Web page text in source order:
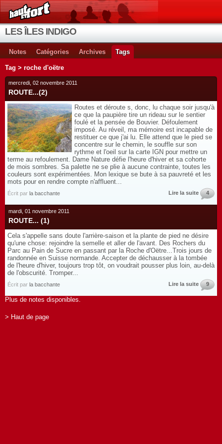
LES ÎLES INDIGO
Notes Catégories Archives Tags
Tag > roche d'oëtre
mercredi, 02 novembre 2011
ROUTE...(2)
Routes et déroute s, donc, lu chaque soir jusqu'à
ce que la paupière tire un rideau sur le sentier
foulé et la pensée de Bouvier. Défoulement
imposé. Au réveil, ma mémoire est incapable de
restituer ce que j'ai lu. Elle attend que le pied se
concentre sur le chemin, le souffle sur son
rythme et l'oeil sur la carte IGN pour mettre un
terme au refoulement. Dame Nature défie l'heure d'hiver et sa cohorte
de mois sombres. Sa palette ne se plie à aucune contrainte, toutes les
couleurs sont expérimentées. Mon lexique se bute à sa pauvreté et les
mots pour en rendre compte n'affluent...
Écrit par la bacchante Lire la suite 4
mardi, 01 novembre 2011
ROUTE... (1)
Cela s'appelle sans doute l'arrière-saison et la plante de pied ne désire
qu'une chose: rejoindre la semelle et aller de l'avant. Des Rochers du
Parc au Pain de Sucre en passant par la Roche d'Oëtre...Trois jours de
randonnée en Suisse normande. Accepter de déchausser à la tombée
de l'heure d'hiver, toujours trop tôt, on voudrait pousser plus loin, au-delà
de l'obscurité. Tromper...
Écrit par la bacchante Lire la suite 9
Plus de notes disponibles.
> Haut de page